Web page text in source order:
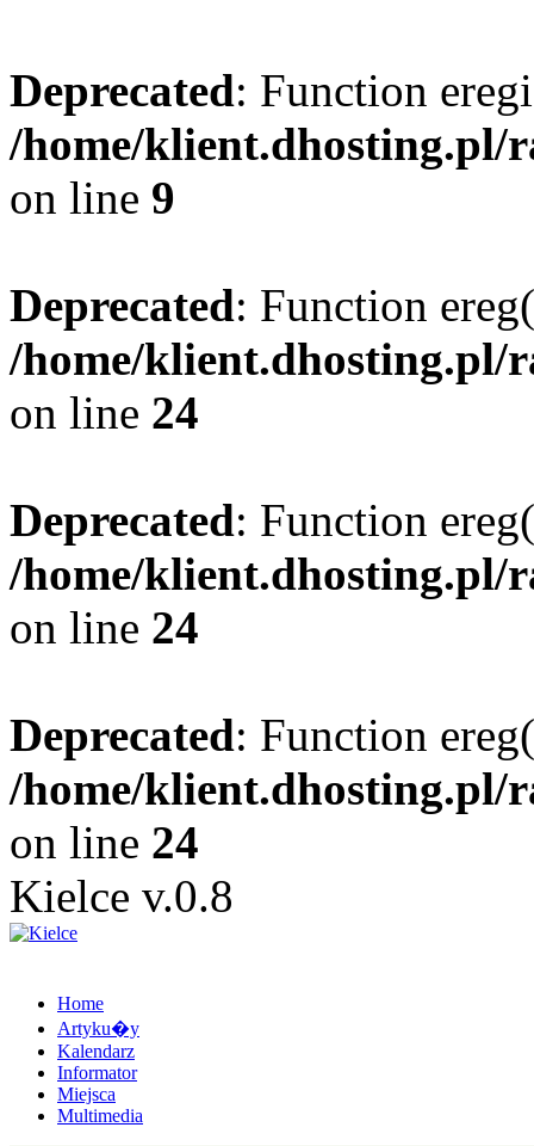
Deprecated: Function
/home/klient.dhosting.pl/
on line 9
Deprecated: Function
/home/klient.dhosting.pl/
on line 24
Deprecated: Function
/home/klient.dhosting.pl/
on line 24
Deprecated: Function
/home/klient.dhosting.pl/
on line 24
Kielce v.0.8
Home
Artyku�y
Kalendarz
Informator
Miejsca
Multimedia